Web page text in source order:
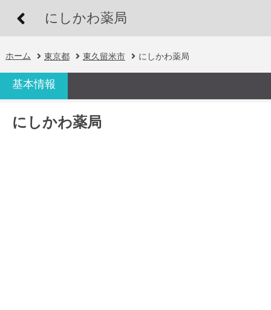
にしかわ薬局
ホーム 東京都 東久留米市 にしかわ薬局
基本情報
にしかわ薬局